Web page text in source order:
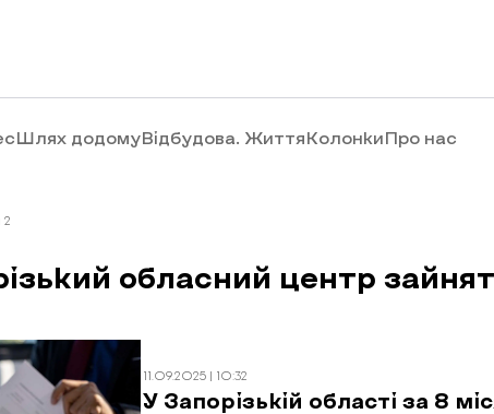
Шлях додомуВідбудова. ЖиттяКолонкиПро нас
2
обласний центр
11.09.2025 | 10:32
У Запорізькій області за 8